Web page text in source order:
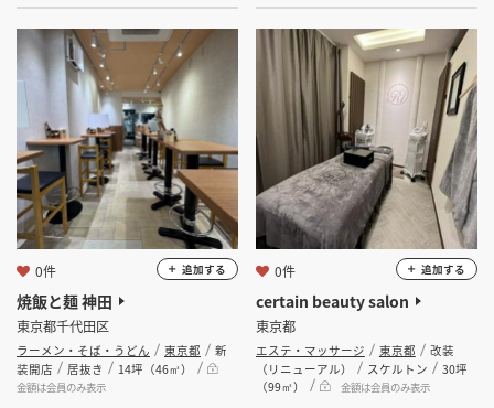
焼飯と麺 神田
東京都千代田区
ラーメン・そば・うどん 東京都
新
装開店
居抜き 14坪（46㎡）
金額は会員のみ表示
0件 追加する
certain beauty salon
東京都
エステ・マッサージ 東京都
改装
（リニューアル）
スケルトン
30坪
（99㎡）
金額は会員のみ表示
0件 追加する